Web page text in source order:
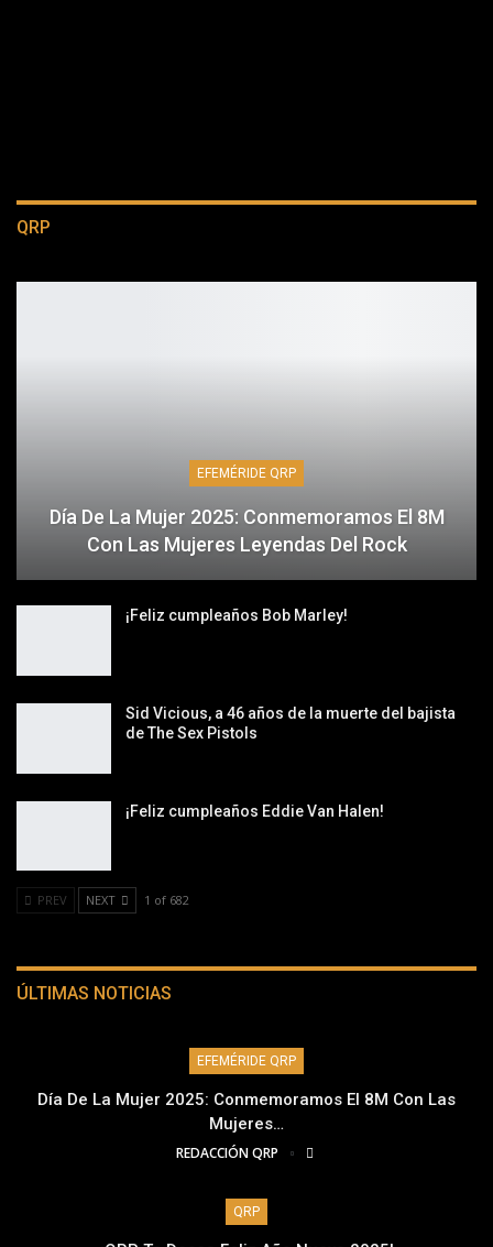
QRP
EFEMÉRIDE QRP
Día De La Mujer 2025: Conmemoramos El 8M
Con Las Mujeres Leyendas Del Rock
¡Feliz cumpleaños Bob Marley!
Sid Vicious, a 46 años de la muerte del bajista
de The Sex Pistols
¡Feliz cumpleaños Eddie Van Halen!
PREV NEXT 1 of 682
ÚLTIMAS NOTICIAS
EFEMÉRIDE QRP
Día De La Mujer 2025: Conmemoramos El 8M Con Las
Mujeres…
REDACCIÓN QRP
QRP